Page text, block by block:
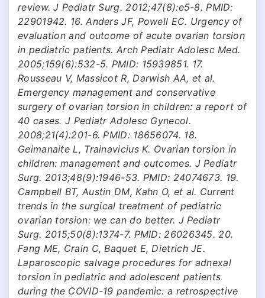
review. J Pediatr Surg. 2012;47(8):e5-8. PMID:
22901942. 16. Anders JF, Powell EC. Urgency of
evaluation and outcome of acute ovarian torsion
in pediatric patients. Arch Pediatr Adolesc Med.
2005;159(6):532-5. PMID: 15939851. 17.
Rousseau V, Massicot R, Darwish AA, et al.
Emergency management and conservative
surgery of ovarian torsion in children: a report of
40 cases. J Pediatr Adolesc Gynecol.
2008;21(4):201-6. PMID: 18656074. 18.
Geimanaite L, Trainavicius K. Ovarian torsion in
children: management and outcomes. J Pediatr
Surg. 2013;48(9):1946-53. PMID: 24074673. 19.
Campbell BT, Austin DM, Kahn O, et al. Current
trends in the surgical treatment of pediatric
ovarian torsion: we can do better. J Pediatr
Surg. 2015;50(8):1374-7. PMID: 26026345. 20.
Fang ME, Crain C, Baquet E, Dietrich JE.
Laparoscopic salvage procedures for adnexal
torsion in pediatric and adolescent patients
during the COVID-19 pandemic: a retrospective